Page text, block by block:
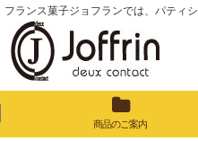
フランス菓子ジョフランでは、パティ
商品のご案内